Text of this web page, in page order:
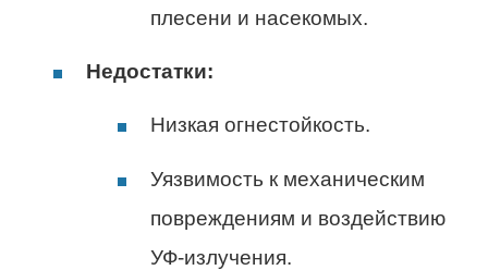
плесени и насекомых.
Недостатки:
Низкая огнестойкость.
Уязвимость к механическим
повреждениям и воздействию
УФ-излучения.